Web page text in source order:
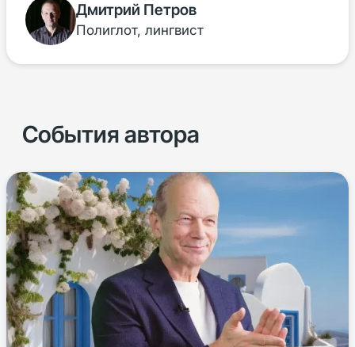
Дмитрий Петров
Полиглот, лингвист
События автора